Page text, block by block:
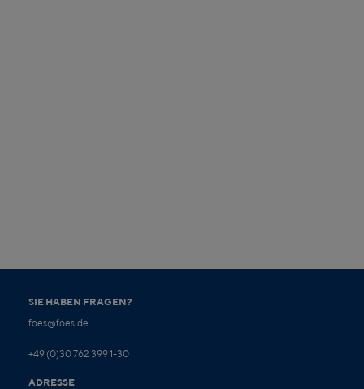
SIE HABEN FRAGEN?
foes@foes.de
+49 (0)30 762 399 1-30
ADRESSE